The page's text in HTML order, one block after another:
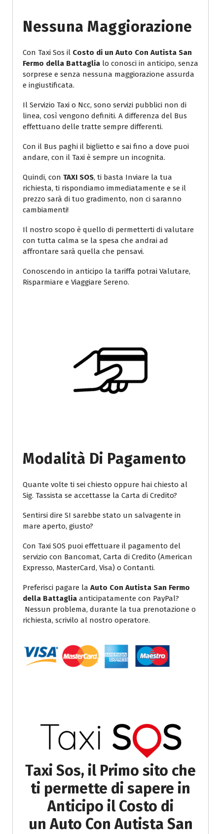
Nessuna Maggiorazione
Con Taxi Sos il Costo di un Auto Con Autista San
Fermo della Battaglia lo conosci in anticipo, senza
sorprese e senza nessuna maggiorazione assurda
e ingiustificata.
Il Servizio Taxi o Ncc, sono servizi pubblici non di
linea, così vengono definiti. A differenza del Bus
effettuano delle tratte sempre differenti.
Con il Bus paghi il biglietto e sai fino a dove puoi
andare, con il Taxi è sempre un incognita.
Quindi, con TAXI SOS, ti basta Inviare la tua
richiesta, ti rispondiamo immediatamente e se il
prezzo sarà di tuo gradimento, non ci saranno
cambiamenti!
Il nostro scopo è quello di permetterti di valutare
con tutta calma se la spesa che andrai ad
affrontare sarà quella che pensavi.
Conoscendo in anticipo la tariffa potrai Valutare,
Risparmiare e Viaggiare Sereno.
Modalità Di Pagamento
Quante volte ti sei chiesto oppure hai chiesto al
Sig. Tassista se accettasse la Carta di Credito?
Sentirsi dire SI sarebbe stato un salvagente in
mare aperto, giusto?
Con Taxi SOS puoi effettuare il pagamento del
servizio con Bancomat, Carta di Credito (American
Expresso, MasterCard, Visa) o Contanti.
Preferisci pagare la Auto Con Autista San Fermo
della Battaglia anticipatamente con PayPal?
Nessun problema, durante la tua prenotazione o
richiesta, scrivilo al nostro operatore.
Taxi Sos, il Primo sito che
ti permette di sapere in
Anticipo il Costo di
un Auto Con Autista San